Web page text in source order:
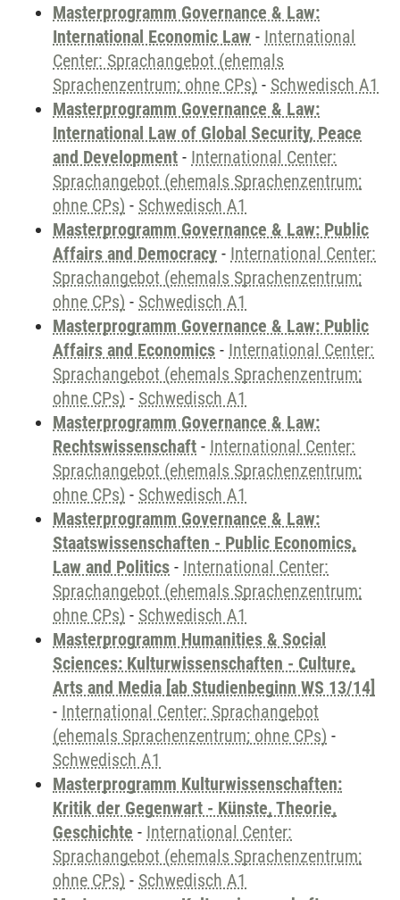
Masterprogramm Governance & Law:
International Economic Law - International
Center: Sprachangebot (ehemals
Sprachenzentrum; ohne CPs) - Schwedisch A1
Masterprogramm Governance & Law:
International Law of Global Security, Peace
and Development - International Center:
Sprachangebot (ehemals Sprachenzentrum;
ohne CPs) - Schwedisch A1
Masterprogramm Governance & Law: Public
Affairs and Democracy - International Center:
Sprachangebot (ehemals Sprachenzentrum;
ohne CPs) - Schwedisch A1
Masterprogramm Governance & Law: Public
Affairs and Economics - International Center:
Sprachangebot (ehemals Sprachenzentrum;
ohne CPs) - Schwedisch A1
Masterprogramm Governance & Law:
Rechtswissenschaft - International Center:
Sprachangebot (ehemals Sprachenzentrum;
ohne CPs) - Schwedisch A1
Masterprogramm Governance & Law:
Staatswissenschaften - Public Economics,
Law and Politics - International Center:
Sprachangebot (ehemals Sprachenzentrum;
ohne CPs) - Schwedisch A1
Masterprogramm Humanities & Social
Sciences: Kulturwissenschaften - Culture,
Arts and Media [ab Studienbeginn WS 13/14]
- International Center: Sprachangebot
(ehemals Sprachenzentrum; ohne CPs) -
Schwedisch A1
Masterprogramm Kulturwissenschaften:
Kritik der Gegenwart - Künste, Theorie,
Geschichte - International Center:
Sprachangebot (ehemals Sprachenzentrum;
ohne CPs) - Schwedisch A1